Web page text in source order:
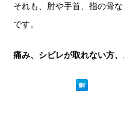
それも、肘や手首、指の骨
です。
痛み、シビレが取れない方